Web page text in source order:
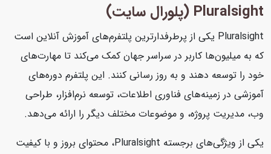
Pluralsight (پلورال سایت)
Pluralsight یکی از پرطرفدارترین پلتفرم‌های آموزش آنلاین است
که به میلیون‌ها کاربر در سراسر جهان کمک می‌کند تا مهارت‌های
خود را توسعه دهند و به روز رسانی کنند. این پلتفرم دوره‌های
آموزشی در زمینه‌های فناوری اطلاعات، توسعه نرم‌افزار، طراحی
وب، مدیریت پروژه، و موضوعات مختلف دیگر را ارائه می‌دهد.
یکی از ویژگی‌های برجسته Pluralsight، محتوای بروز و با کیفیت